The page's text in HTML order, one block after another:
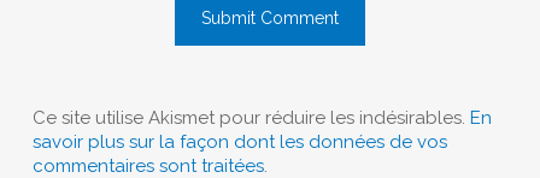
Ce site utilise Akismet pour réduire les indésirables. En
savoir plus sur la façon dont les données de vos
commentaires sont traitées.